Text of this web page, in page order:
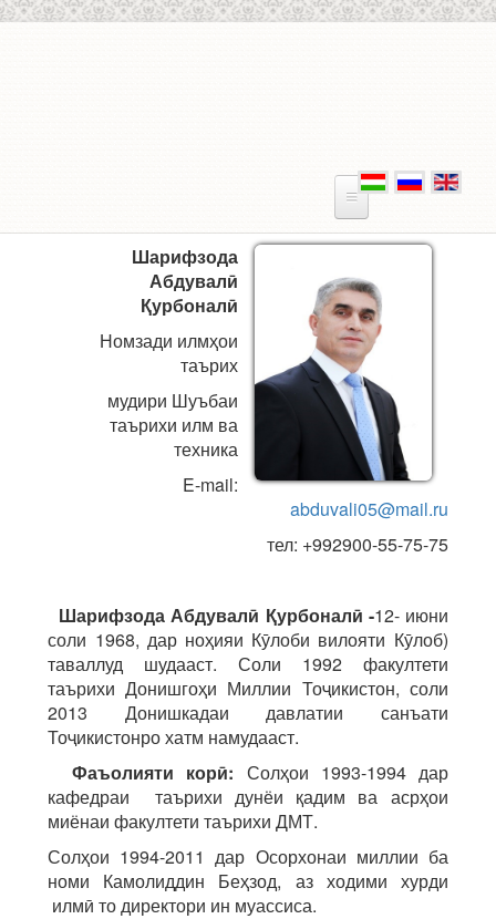
Шарифзода
Абдувалӣ
Қурбоналӣ
Номзади илмҳои
таърих
мудири Шуъбаи
таърихи илм ва
техника
E-mail:
abduvali05@mail.ru
тел: +992900-55-75-75
Шарифзода Абдувалӣ Қурбоналӣ -12- июни
соли 1968, дар ноҳияи Кӯлоби вилояти Кӯлоб)
таваллуд шудааст. Соли 1992 факултети
таърихи Донишгоҳи Миллии Тоҷикистон, соли
2013 Донишкадаи давлатии санъати
Тоҷикистонро хатм намудааст.
Фаъолияти корӣ: Солҳои 1993-1994 дар
кафедраи таърихи дунёи қадим ва асрҳои
миёнаи факултети таърихи ДМТ.
Солҳои 1994-2011 дар Осорхонаи миллии ба
номи Камолиддин Беҳзод, аз ходими хурди
илмӣ то директори ин муассиса.